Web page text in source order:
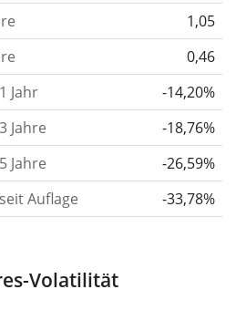
Artikel:
Zeiträume von 1, 3 und 5
ist definiert als die
einen Einjahreszeitraum
Rendite geteilt durch die
Volatilität.Rendite pro
Rendite eines
die man in
1,05
0,46
Jahr
-14,20%
Jahre
-18,76%
Jahre
-26,59%
Auflage
-33,78%
Volatilität